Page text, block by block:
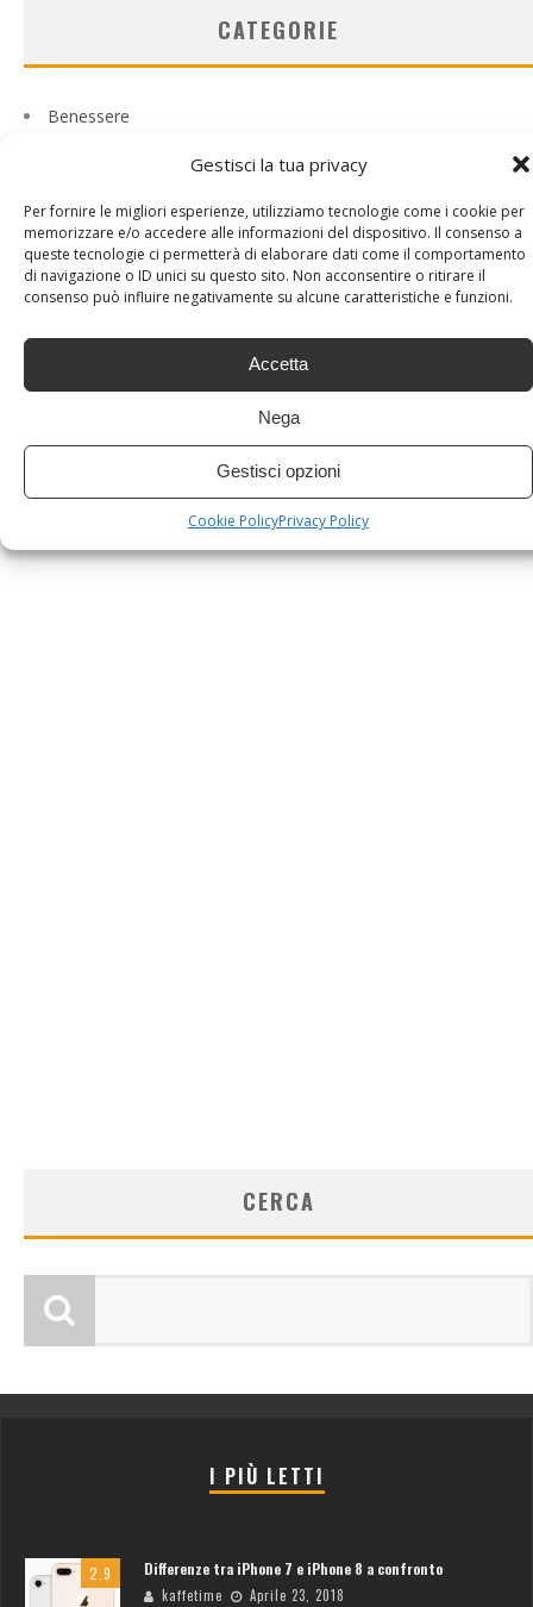
Gestisci la tua privacy
Per fornire le migliori esperienze, utilizziamo tecnologie come i cookie per
memorizzare e/o accedere alle informazioni del dispositivo. Il consenso a
queste tecnologie ci permetterà di elaborare dati come il comportamento
di navigazione o ID unici su questo sito. Non acconsentire o ritirare il
consenso può influire negativamente su alcune caratteristiche e funzioni.
Accetta
Nega
Gestisci opzioni
Cookie PolicyPrivacy Policy
CATEGORIE
Benessere
Senza categoria
Tech
Viaggi
CERCA
I PIÙ LETTI
2.9 Differenze tra iPhone 7 e iPhone 8 a confronto
kaffetime Aprile 23, 2018